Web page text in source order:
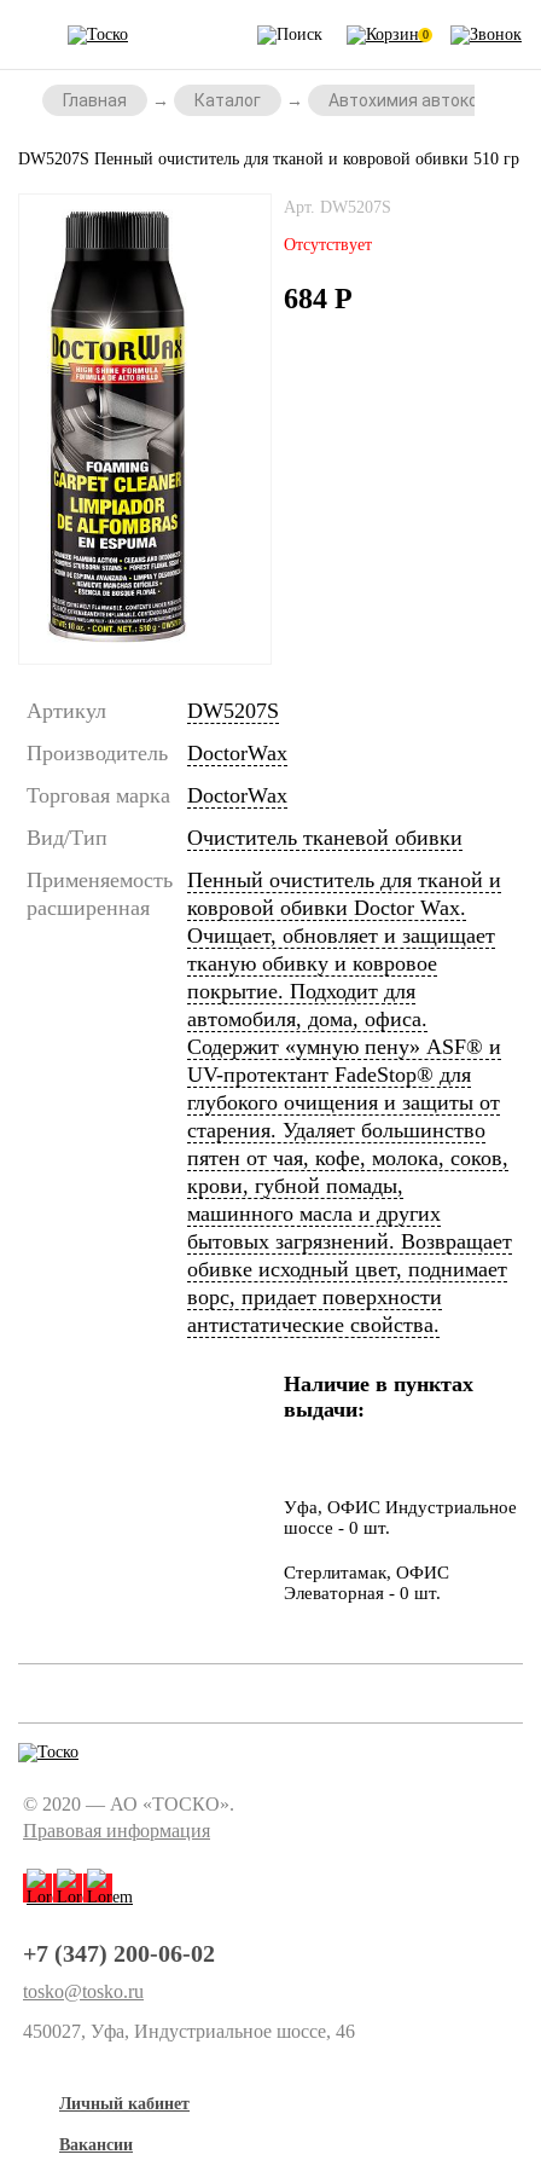
0
Главная Каталог Автохимия
DW5207S Пенный очиститель для тканой и ковровой обивки 510 гр
Арт. DW5207S
Отсутствует
684 Р
Артикул
DW5207S
Производитель
DoctorWax
Торговая марка
DoctorWax
Вид/Тип
Очиститель тканевой обивки
Применяемость
расширенная
Пенный очиститель для тканой и
ковровой обивки Doctor Wax.
Очищает, обновляет и защищает
тканую обивку и ковровое
покрытие. Подходит для
автомобиля, дома, офиса.
Содержит «умную пену» ASF® и
UV-протектант FadeStop® для
глубокого очищения и защиты от
старения. Удаляет большинство
пятен от чая, кофе, молока, соков,
крови, губной помады,
машинного масла и других
бытовых загрязнений. Возвращает
обивке исходный цвет, поднимает
ворс, придает поверхности
антистатические свойства.
Наличие в пунктах
выдачи:
Уфа, ОФИС Индустриальное
шоссе - 0 шт.
Стерлитамак, ОФИС
Элеваторная - 0 шт.
© 2020 — АО «ТОСКО».
Правовая информация
+7 (347) 200-06-02
tosko@tosko.ru
450027, Уфа, Индустриальное шоссе, 46
Личный кабинет
Вакансии